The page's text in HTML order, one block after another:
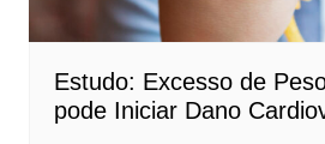
Estudo: Excesso de
pode Iniciar Dano